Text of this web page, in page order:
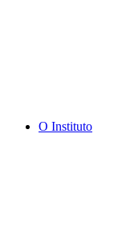
O Instituto